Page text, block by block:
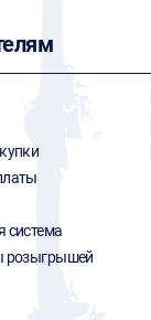
система
розыгрышей